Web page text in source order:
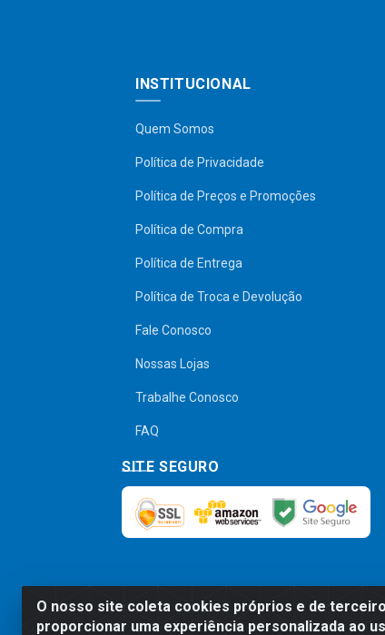
O nosso site coleta cookies próprios e de
proporcionar uma experiência personalizada ao
INSTITUCIONAL
Quem Somos
Política de Privacidade
Política de Preços e Promoções
Política de Compra
Política de Entrega
Política de Troca e Devolução
Fale Conosco
Nossas Lojas
Trabalhe Conosco
FAQ
SITE SEGURO
Preços, promoções, condições de